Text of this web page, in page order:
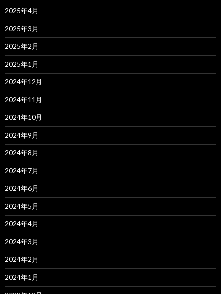
2025年4月
2025年3月
2025年2月
2025年1月
2024年12月
2024年11月
2024年10月
2024年9月
2024年8月
2024年7月
2024年6月
2024年5月
2024年4月
2024年3月
2024年2月
2024年1月